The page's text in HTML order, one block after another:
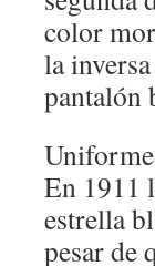
color
la
pantalón
En 1911
estrella
pesar de